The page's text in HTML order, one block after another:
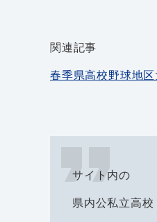
関連記事
春季県高校野球地
サイト内の
県内公私立高